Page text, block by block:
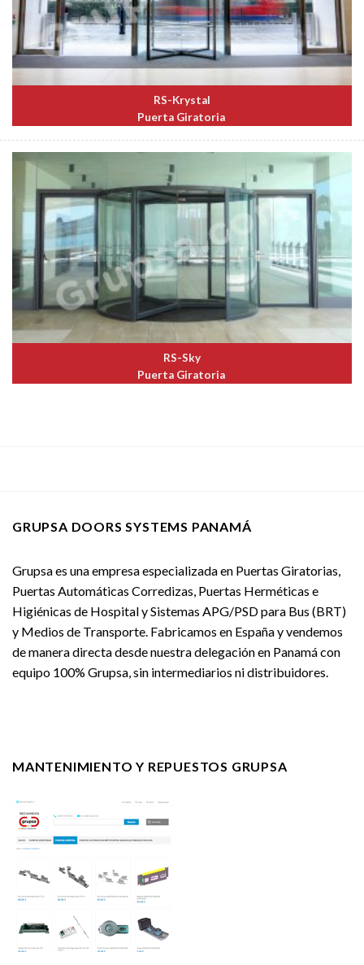
RS-Krystal
Puerta Giratoria
RS-Sky
Puerta Giratoria
GRUPSA DOORS SYSTEMS PANAMÁ
Grupsa es una empresa especializada en Puertas Giratorias,
Puertas Automáticas Corredizas, Puertas Herméticas e
Higiénicas de Hospital y Sistemas APG/PSD para Bus (BRT)
y Medios de Transporte. Fabricamos en España y vendemos
de manera directa desde nuestra delegación en Panamá con
equipo 100% Grupsa, sin intermediarios ni distribuidores.
MANTENIMIENTO Y REPUESTOS GRUPSA